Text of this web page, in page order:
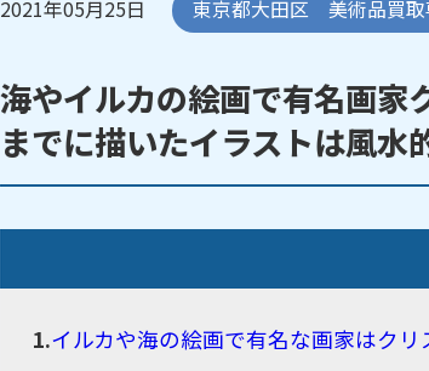
2021年05月25日 東京都大田区 美術品買取
海やイルカの絵画で有名画家
までに描いたイラストは風水
イルカや海の絵画で有名な画家はクリ